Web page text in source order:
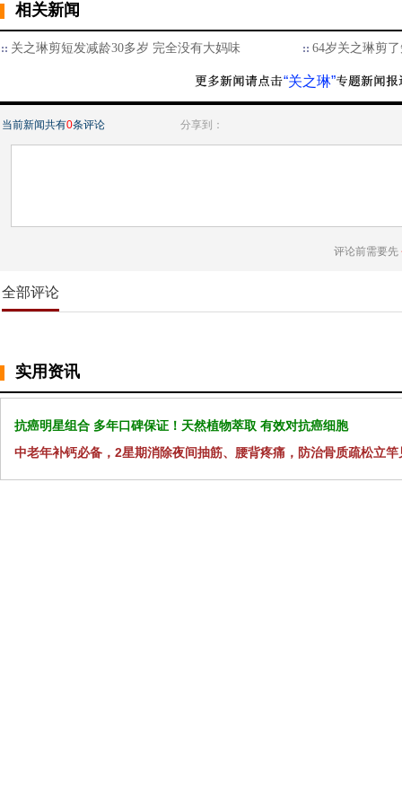
相关新闻
关之琳剪短发减龄30多岁 完全没有大妈味 64岁关之琳剪
“关之琳”
当前新闻共有0条评论 分享到：
评论前需要先
全部评论
实用资讯
抗癌明星组合 多年口碑保证！天然植物萃取 有效对抗癌细胞
中老年补钙必备，2星期消除夜间抽筋、腰背疼痛，防治骨质疏松立竿